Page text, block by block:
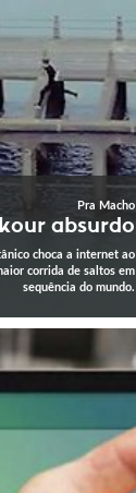
Pra Macho
absurdo
choca a internet ao
corrida de saltos em
sequência do mundo.